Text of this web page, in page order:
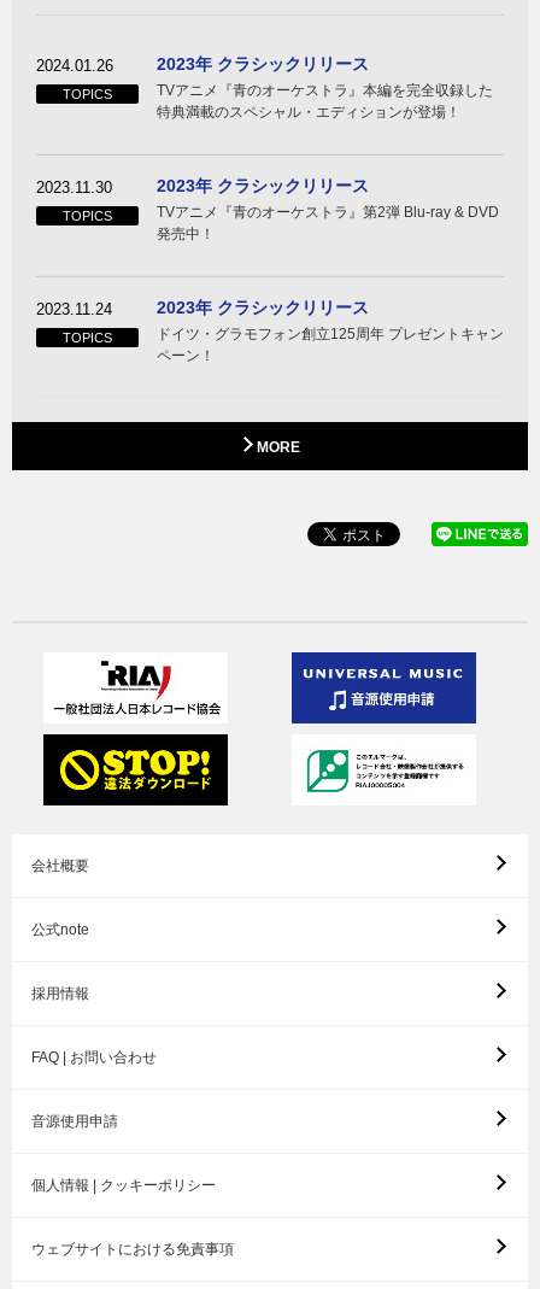
2024.01.26
TOPICS
2023年 クラシックリリース
TVアニメ『青のオーケストラ』本編を完全収録した
特典満載のスペシャル・エディションが登場！
2023.11.30
TOPICS
2023年 クラシックリリース
TVアニメ『青のオーケストラ』第2弾 Blu-ray & DVD
発売中！
2023.11.24
TOPICS
2023年 クラシックリリース
ドイツ・グラモフォン創立125周年 プレゼントキャン
ペーン！
MORE
会社概要
公式note
採用情報
FAQ | お問い合わせ
音源使用申請
個人情報 | クッキーポリシー
ウェブサイトにおける免責事項